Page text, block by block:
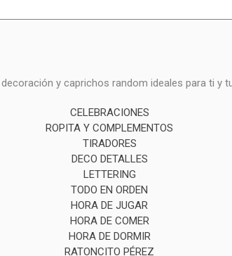
y caprichos random ideales para ti y
CELEBRACIONES
ROPITA Y COMPLEMENTOS
TIRADORES
DECO DETALLES
LETTERING
TODO EN ORDEN
HORA DE JUGAR
HORA DE COMER
HORA DE DORMIR
RATONCITO PÉREZ